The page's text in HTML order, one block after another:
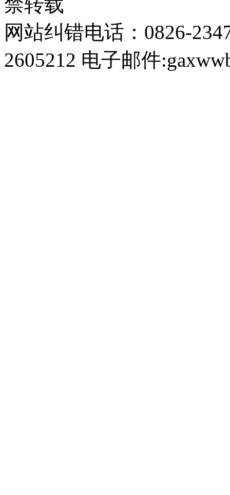
网站纠错电话：0826-
2605212 电子邮件